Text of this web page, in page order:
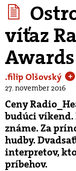
víťaz
Awards
.filip Olšovský +
27. november 2016
Ceny
budúci víkend.
známe. Za
hudby.
interpretov,
príbehov.